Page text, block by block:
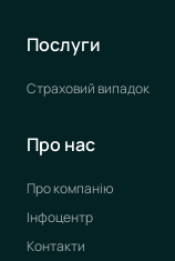
Послуги
Страховий випадок
Про нас
Про компанію
Інфоцентр
Контакти